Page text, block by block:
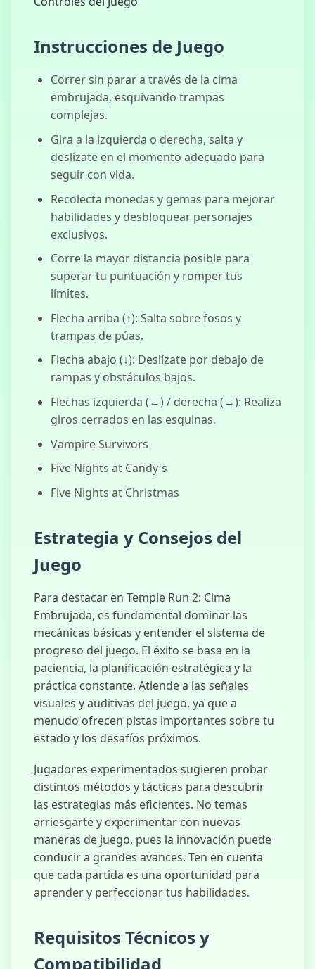
Instrucciones de Juego
Correr sin parar a través de la cima
embrujada, esquivando trampas
complejas.
Gira a la izquierda o derecha, salta y
deslízate en el momento adecuado para
seguir con vida.
Recolecta monedas y gemas para mejorar
habilidades y desbloquear personajes
exclusivos.
Corre la mayor distancia posible para
superar tu puntuación y romper tus
límites.
Flecha arriba (↑): Salta sobre fosos y
trampas de púas.
Flecha abajo (↓): Deslízate por debajo de
rampas y obstáculos bajos.
Flechas izquierda (←) / derecha (→): Realiza
giros cerrados en las esquinas.
Vampire Survivors
Five Nights at Candy's
Five Nights at Christmas
Estrategia y Consejos del
Juego
Para destacar en Temple Run 2: Cima
Embrujada, es fundamental dominar las
mecánicas básicas y entender el sistema de
progreso del juego. El éxito se basa en la
paciencia, la planificación estratégica y la
práctica constante. Atiende a las señales
visuales y auditivas del juego, ya que a
menudo ofrecen pistas importantes sobre tu
estado y los desafíos próximos.
Jugadores experimentados sugieren probar
distintos métodos y tácticas para descubrir
las estrategias más eficientes. No temas
arriesgarte y experimentar con nuevas
maneras de juego, pues la innovación puede
conducir a grandes avances. Ten en cuenta
que cada partida es una oportunidad para
aprender y perfeccionar tus habilidades.
Requisitos Técnicos y
Compatibilidad